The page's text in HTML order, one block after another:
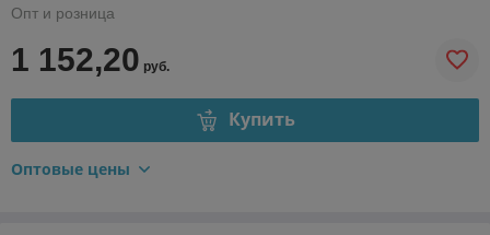
Опт и розница
1 152,20 руб.
Купить
Оптовые цены